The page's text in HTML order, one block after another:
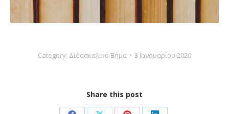
Category: Διδασκαλικό Βήμα 3 Ιανουαρίου 2020
Share this post